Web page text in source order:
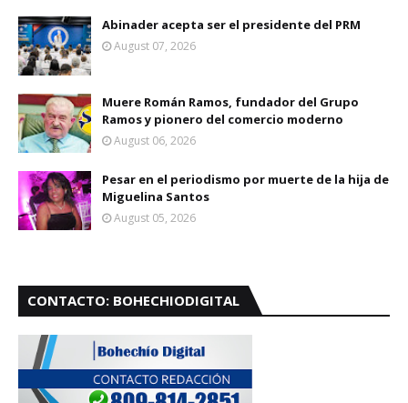
Abinader acepta ser el presidente del PRM
August 07, 2026
Muere Román Ramos, fundador del Grupo
Ramos y pionero del comercio moderno
August 06, 2026
Pesar en el periodismo por muerte de la hija de
Miguelina Santos
August 05, 2026
CONTACTO: BOHECHIODIGITAL